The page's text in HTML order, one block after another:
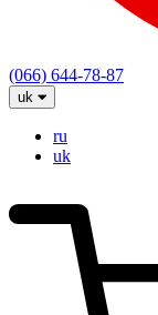
(066) 644-78-87
uk
ru
uk